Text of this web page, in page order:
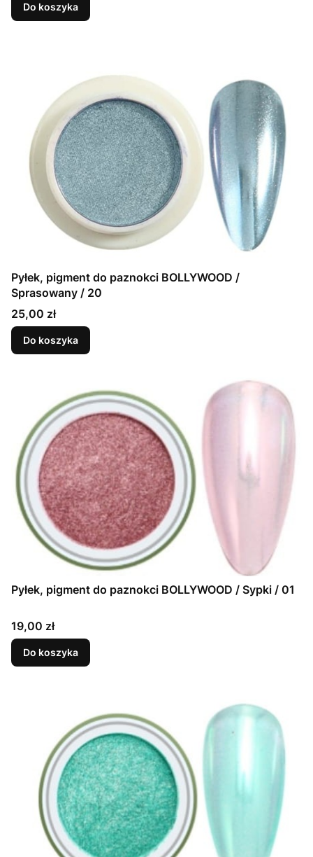
Do koszyka
Pyłek, pigment do paznokci BOLLYWOOD /
Sprasowany / 20
Cena
25,00 zł
Do koszyka
Pyłek, pigment do paznokci BOLLYWOOD / Sypki / 01
Cena
19,00 zł
Do koszyka